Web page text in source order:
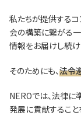
私たちが提供する
会の構築に繋がる
情報をお届けし続け
そのためにも、法令
NEROでは、法律
発展に貢献すること